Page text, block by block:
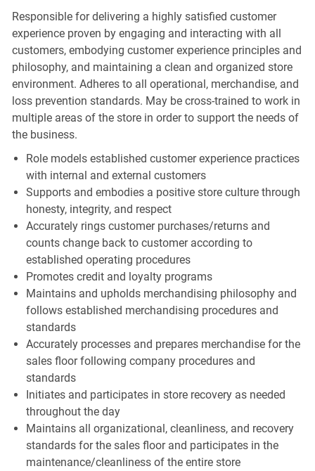
Responsible for delivering a highly satisfied customer
experience proven by engaging and interacting with all
customers, embodying customer experience principles and
philosophy, and maintaining a clean and organized store
environment. Adheres to all operational, merchandise, and
loss prevention standards. May be cross-trained to work in
multiple areas of the store in order to support the needs of
the business.
Role models established customer experience practices
with internal and external customers
Supports and embodies a positive store culture through
honesty, integrity, and respect
Accurately rings customer purchases/returns and
counts change back to customer according to
established operating procedures
Promotes credit and loyalty programs
Maintains and upholds merchandising philosophy and
follows established merchandising procedures and
standards
Accurately processes and prepares merchandise for the
sales floor following company procedures and
standards
Initiates and participates in store recovery as needed
throughout the day
Maintains all organizational, cleanliness, and recovery
standards for the sales floor and participates in the
maintenance/cleanliness of the entire store